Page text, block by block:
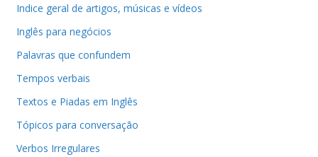
Indice geral de artigos, músicas e vídeos
Inglês para negócios
Palavras que confundem
Tempos verbais
Textos e Piadas em Inglês
Tópicos para conversação
Verbos Irregulares